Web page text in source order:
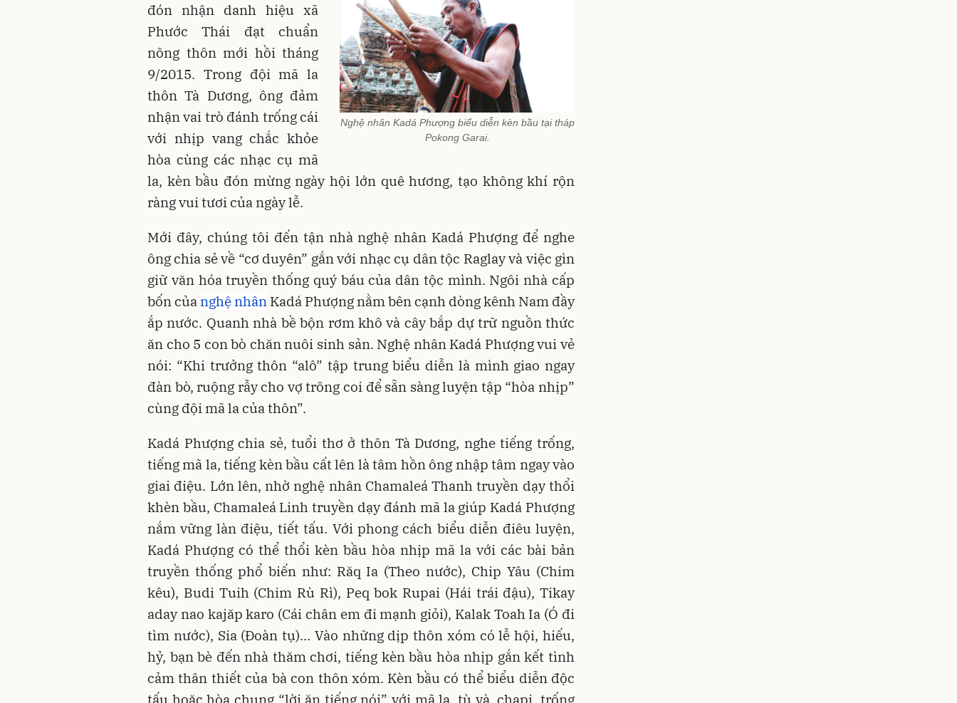
Nghệ nhân Kadá Phượng biểu diễn kèn bầu tại tháp
Pokong Garai.
đón nhận danh hiệu xã
Phước Thái đạt chuẩn
nông thôn mới hồi tháng
9/2015. Trong đội mã la
thôn Tà Dương, ông đảm
nhận vai trò đánh trống cái
với nhịp vang chắc khỏe
hòa cùng các nhạc cụ mã
la, kèn bầu đón mừng ngày hội lớn quê hương, tạo không khí rộn
ràng vui tươi của ngày lễ.
Mới đây, chúng tôi đến tận nhà nghệ nhân Kadá Phượng để nghe
ông chia sẻ về “cơ duyên” gắn với nhạc cụ dân tộc Raglay và việc gìn
giữ văn hóa truyền thống quý báu của dân tộc mình. Ngôi nhà cấp
bốn của nghệ nhân Kadá Phượng nằm bên cạnh dòng kênh Nam đầy
ắp nước. Quanh nhà bề bộn rơm khô và cây bắp dự trữ nguồn thức
ăn cho 5 con bò chăn nuôi sinh sản. Nghệ nhân Kadá Phượng vui vẻ
nói: “Khi trưởng thôn “alô” tập trung biểu diễn là mình giao ngay
đàn bò, ruộng rẫy cho vợ trông coi để sẵn sàng luyện tập “hòa nhịp”
cùng đội mã la của thôn”.
Kadá Phượng chia sẻ, tuổi thơ ở thôn Tà Dương, nghe tiếng trống,
tiếng mã la, tiếng kèn bầu cất lên là tâm hồn ông nhập tâm ngay vào
giai điệu. Lớn lên, nhờ nghệ nhân Chamaleá Thanh truyền dạy thổi
khèn bầu, Chamaleá Linh truyền dạy đánh mã la giúp Kadá Phượng
nắm vững làn điệu, tiết tấu. Với phong cách biểu diễn điêu luyện,
Kadá Phượng có thể thổi kèn bầu hòa nhịp mã la với các bài bản
truyền thống phổ biến như: Răq Ia (Theo nước), Chip Yâu (Chim
kêu), Budi Tuih (Chim Rù Rì), Peq bok Rupai (Hái trái đậu), Tikay
aday nao kajăp karo (Cái chân em đi mạnh giỏi), Kalak Toah Ia (Ó đi
tìm nước), Sia (Đoàn tụ)… Vào những dịp thôn xóm có lễ hội, hiếu,
hỷ, bạn bè đến nhà thăm chơi, tiếng kèn bầu hòa nhịp gắn kết tình
cảm thân thiết của bà con thôn xóm. Kèn bầu có thể biểu diễn độc
tấu hoặc hòa chung “lời ăn tiếng nói” với mã la, tù và, chapi, trống